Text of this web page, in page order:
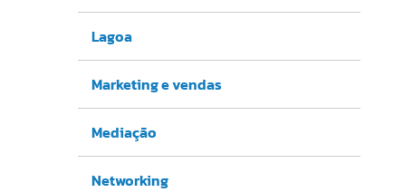
Lagoa
Marketing e vendas
Mediação
Networking